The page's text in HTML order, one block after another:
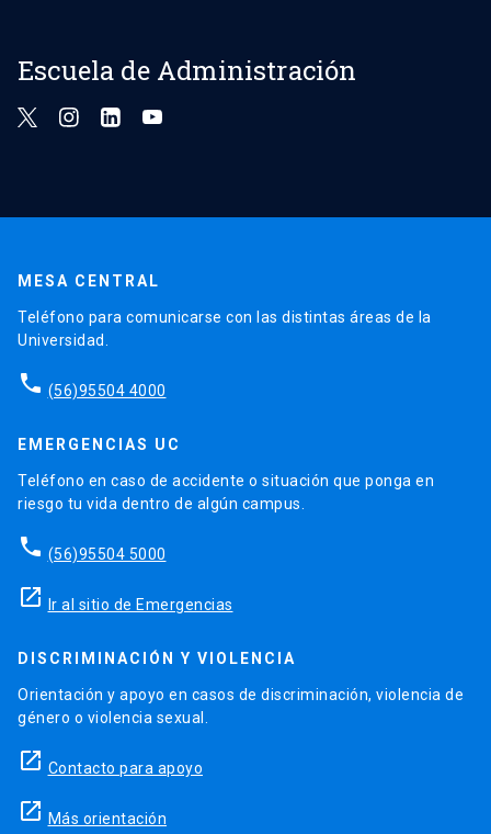
Escuela de Administración
MESA CENTRAL
Teléfono para comunicarse con las distintas áreas de la
Universidad.
phone (56)95504 4000
EMERGENCIAS UC
Teléfono en caso de accidente o situación que ponga en
riesgo tu vida dentro de algún campus.
phone (56)95504 5000
launch Ir al sitio de Emergencias
DISCRIMINACIÓN Y VIOLENCIA
Orientación y apoyo en casos de discriminación, violencia de
género o violencia sexual.
launch Contacto para apoyo
launch Más orientación